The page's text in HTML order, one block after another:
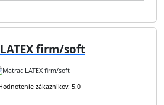
LATEX firm/soft